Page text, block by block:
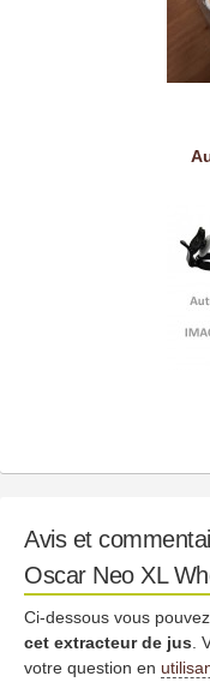
Avis et
Oscar Neo XL
Ci-dessous vous
cet extracteur de jus .
votre question en